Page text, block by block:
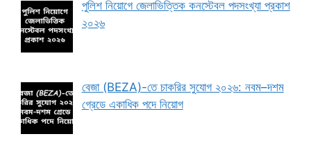
পুলিশ নিয়োগে জেলাভিত্তিক কনস্টেবল পদসংখ্যা প্রকাশ
২০২৬
বেজা (BEZA)-তে চাকরির সুযোগ ২০২৬: নবম–দশম
গ্রেডে একাধিক পদে নিয়োগ